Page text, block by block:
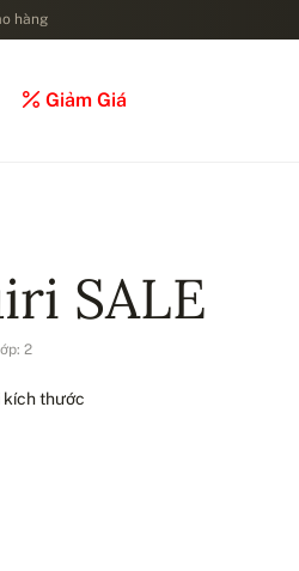
hàng
Giảm Giá
SALE
2
kích thước